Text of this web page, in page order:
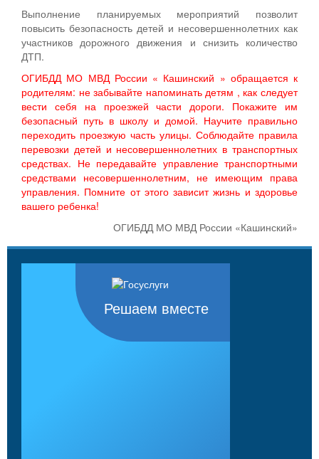
Выполнение планируемых мероприятий позволит
повысить безопасность детей и несовершеннолетних как
участников дорожного движения и снизить количество
ДТП.
ОГИБДД МО МВД России « Кашинский » обращается к
родителям: не забывайте напоминать детям , как следует
вести себя на проезжей части дороги. Покажите им
безопасный путь в школу и домой. Научите правильно
переходить проезжую часть улицы. Соблюдайте правила
перевозки детей и несовершеннолетних в транспортных
средствах. Не передавайте управление транспортными
средствами несовершеннолетним, не имеющим права
управления. Помните от этого зависит жизнь и здоровье
вашего ребенка!
ОГИБДД МО МВД России «Кашинский»
Решаем вместе